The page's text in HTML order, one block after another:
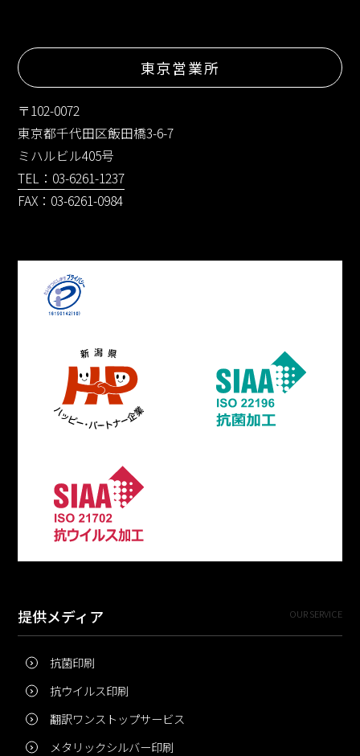
東京営業所
〒102-0072
東京都千代田区飯田橋3-6-7
ミハルビル405号
TEL：03-6261-1237
FAX：03-6261-0984
提供メディア OUR SERVICE
抗菌印刷
抗ウイルス印刷
翻訳ワンストップサービス
メタリックシルバー印刷